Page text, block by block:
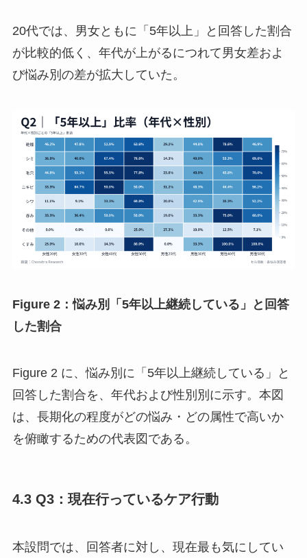
20代では、男女ともに「5年以上」と回答した割合
が比較的低く、年代が上がるにつれて男女差およ
び悩み別の差が拡大していた。
Figure 2：悩み別「5年以上継続している」と回答
した割合
Figure 2 に、悩み別に「5年以上継続している」と
回答した割合を、年代および性別別に示す。本図
は、長期化の程度がどの悩み・どの属性で高いか
を俯瞰するための代表図である。
4.3 Q3：現在行っているケア行動
本設問では、回答者に対し、現在最も気にしてい